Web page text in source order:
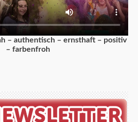
– authentisch – ernsthaft – positiv
– farbenfroh